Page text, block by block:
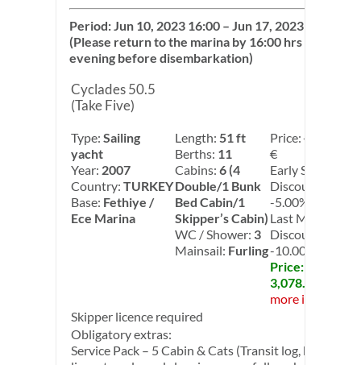
Period: Jun 10, 2023 16:00 – Jun 17, 2023 09:00
(Please return to the marina by 16:00 hrs on the
evening before disembarkation)
Cyclades 50.5
(Take Five)
Type: Sailing
yacht
Year: 2007
Country: TURKEY
Base: Fethiye /
Ece Marina
Length: 51 ft
Berths: 11
Cabins: 6 (4
Double/1 Bunk
Bed Cabin/1
Skipper’s Cabin)
WC / Shower: 3
Mainsail: Furling
Price:3,600.00
€
Early Season
Discount:
-5.00%
Last Minute
Discount:
-10.00%
Price:
3,078.00 €
more info
Skipper licence required
Obligatory extras:
Service Pack – 5 Cabin & Cats (Transit log, bed